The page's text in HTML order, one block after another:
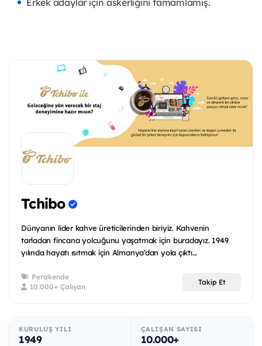
Erkek adaylar için askerliğini tamamlamış.
Tchibo
Dünyanın lider kahve üreticilerinden biriyiz. Kahvenin
tarladan fincana yolcuğunu yaşatmak için buradayız. 1949
yılında hayatı ısıtmak için Almanya’dan yola çıktı...
Perakende
10.000+ Çalışan
Takip Et
KURULUŞ YILI
1949
ÇALIŞAN SAYISI
10.000+